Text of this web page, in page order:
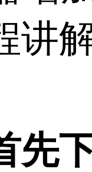
讲
先